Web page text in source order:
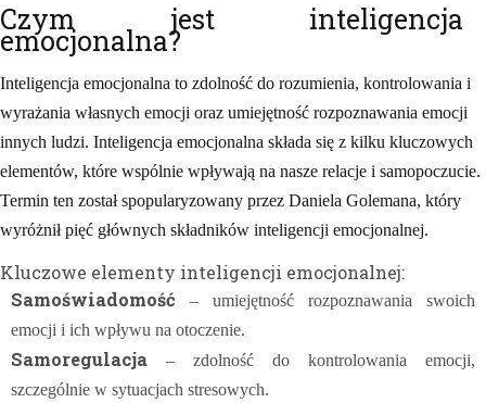
Czym jest inteligencja
emocjonalna?
Inteligencja emocjonalna to zdolność do rozumienia, kontrolowania i
wyrażania własnych emocji oraz umiejętność rozpoznawania emocji
innych ludzi. Inteligencja emocjonalna składa się z kilku kluczowych
elementów, które wspólnie wpływają na nasze relacje i samopoczucie.
Termin ten został spopularyzowany przez Daniela Golemana, który
wyróżnił pięć głównych składników inteligencji emocjonalnej.
Kluczowe elementy inteligencji emocjonalnej:
Samoświadomość – umiejętność rozpoznawania swoich
emocji i ich wpływu na otoczenie.
Samoregulacja – zdolność do kontrolowania emocji,
szczególnie w sytuacjach stresowych.